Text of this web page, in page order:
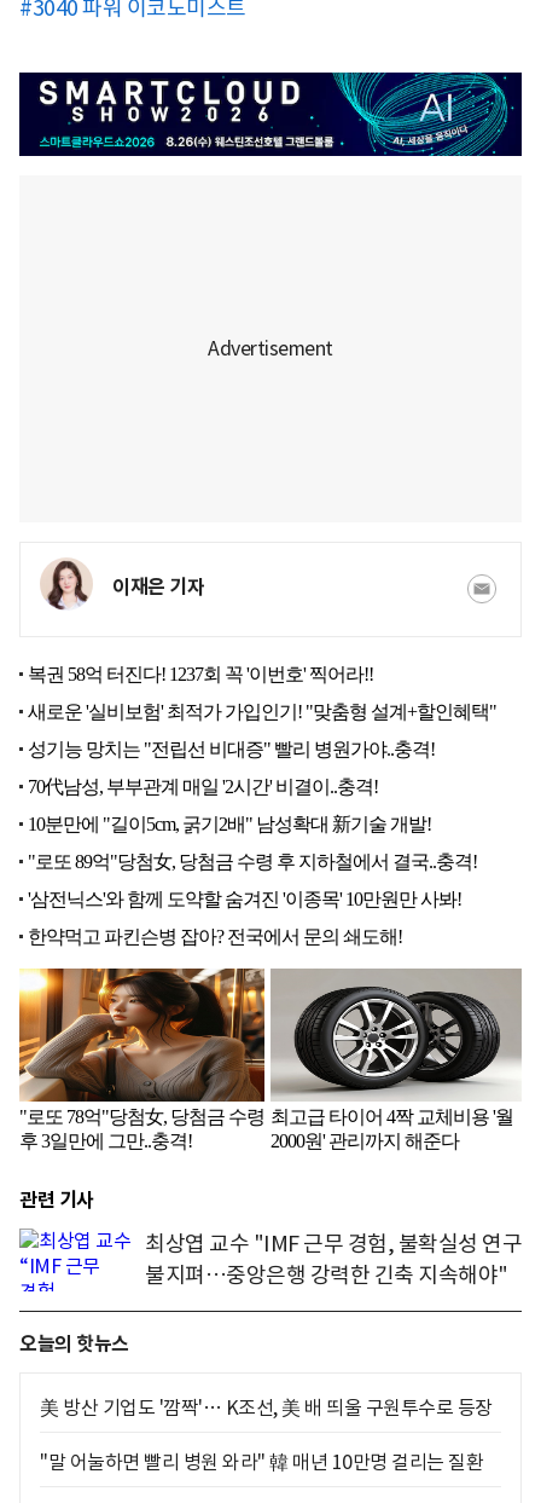
#3040 파워 이코노미스트
이재은 기자
관련 기사
최상엽 교수 "IMF 근무 경험, 불확실성 연구
불지펴…중앙은행 강력한 긴축 지속해야"
오늘의 핫뉴스
美 방산 기업도 '깜짝'… K조선, 美 배 띄울 구원투수로 등장
"말 어눌하면 빨리 병원 와라" 韓 매년 10만명 걸리는 질환